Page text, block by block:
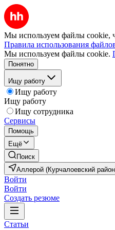
Мы используем файлы cookie,
Правила использования
Мы используем файлы cookie.
Понятно
Ищу работу
Ищу работу
Ищу работу
Ищу сотрудника
Сервисы
Помощь
Ещё
Поиск
Аллерой (Курчалоевский
Войти
Войти
Создать резюме
Статьи